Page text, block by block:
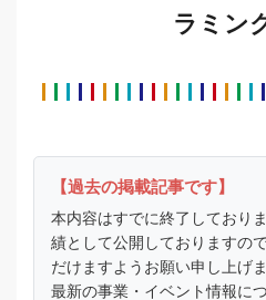
ラミン
【過去の掲載記事です】
本内容はすでに終了しており
績として公開しておりますの
だけますようお願い申し上げま
最新の事業・イベント情報に